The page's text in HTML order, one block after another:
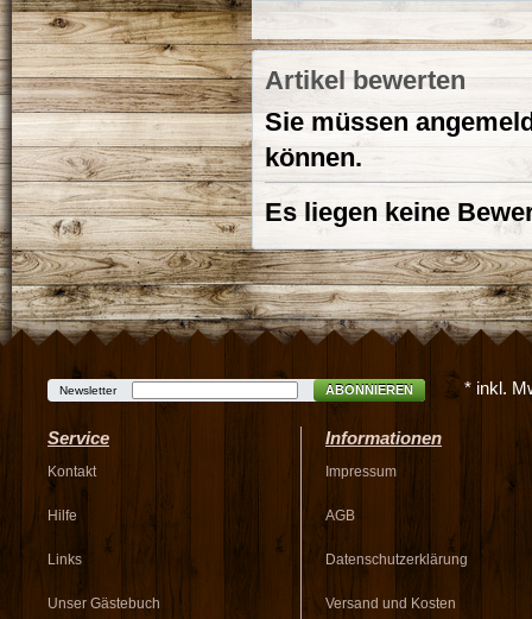
Artikel bewerten
Sie müssen
können.
Es liegen keine
Newsletter ABONNIEREN * inkl.
Service
Kontakt
Hilfe
Links
Unser Gästebuch
Informationen
Impressum
AGB
Datenschutzerklärung
Versand und Kosten